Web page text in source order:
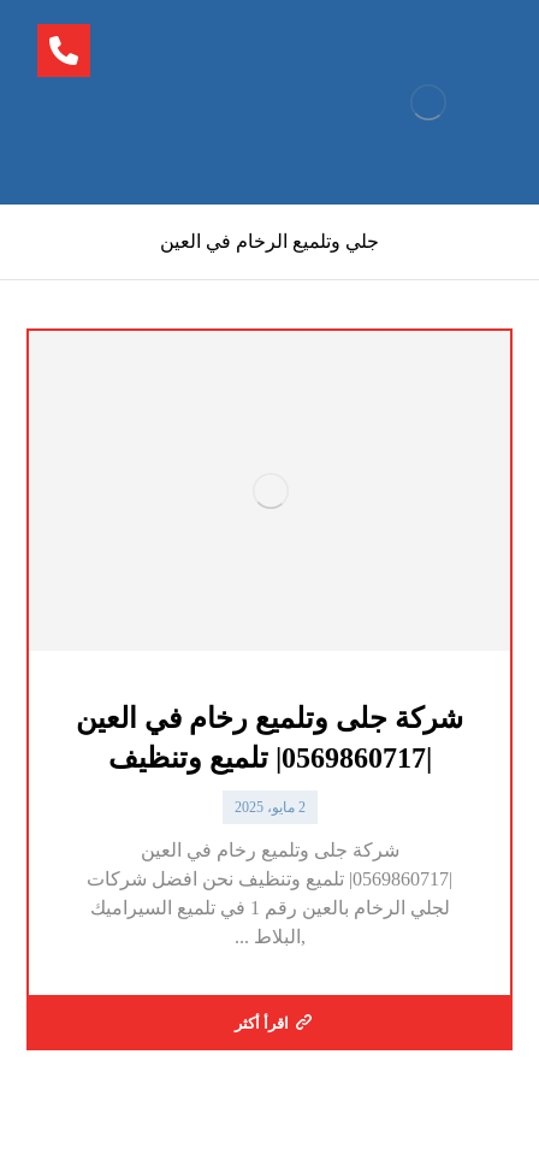
جلي وتلميع الرخام في العين
شركة جلى وتلميع رخام في العين
|0569860717| تلميع وتنظيف
2 مايو، 2025
شركة جلى وتلميع رخام في العين
|0569860717| تلميع وتنظيف نحن افضل شركات
لجلي الرخام بالعين رقم 1 في تلميع السيراميك
,البلاط ...
اقرأ أكثر